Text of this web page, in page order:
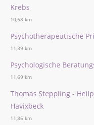
Krebs
10,68 km
Psychotherapeutische
11,39 km
Psychologische
11,69 km
Thomas Steppling -
Havixbeck
11,86 km